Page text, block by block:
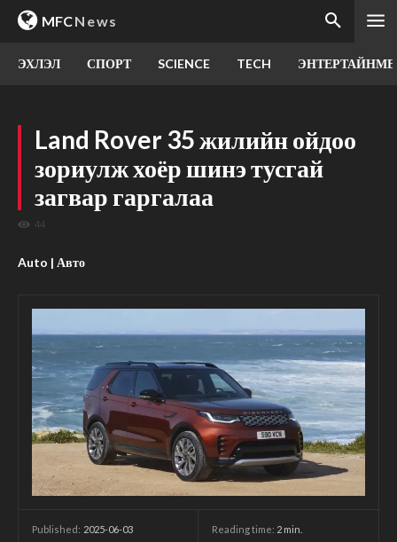
MFCNews
ЭХЛЭЛ СПОРТ SCIENCE TECH
Land Rover 35 жилийн ойдоо
зориулж хоёр шинэ тусгай
загвар гаргалаа
44
Auto | Авто
Published: 2025-06-03 Reading time: 2 min.